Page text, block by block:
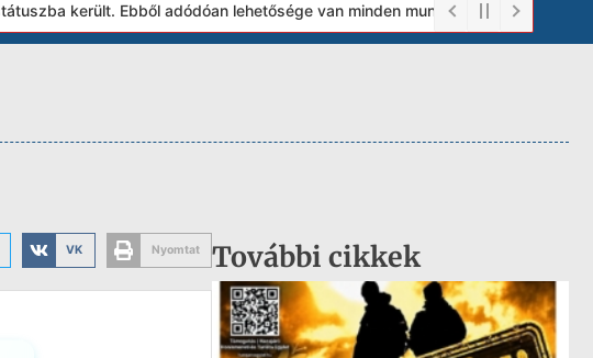
Ebből adódóan lehetősége van minden munkánkat segíteni
VK Nyomtat További cikkek